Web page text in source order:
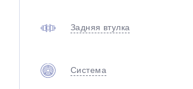
Задняя втулка
Система